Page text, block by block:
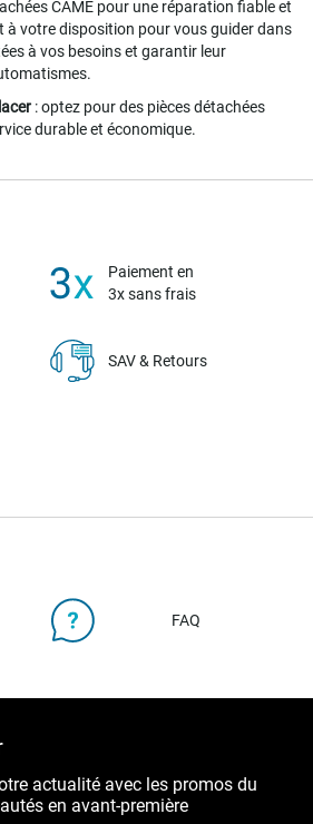
CAME pour une réparation fiable et
à votre disposition pour vous guider dans
à vos besoins et garantir leur
: optez pour des pièces détachées
durable et économique.
Paiement en
3x sans frais
SAV & Retours
FAQ
actualité avec les promos du
en avant-première